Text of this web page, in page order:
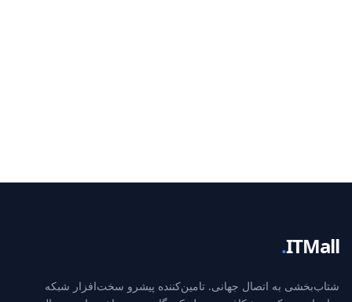
ITMall
.
شتاب‌بخشی به اتصال جهانی. تامین‌کننده پیشرو سخت‌افزار شبکه